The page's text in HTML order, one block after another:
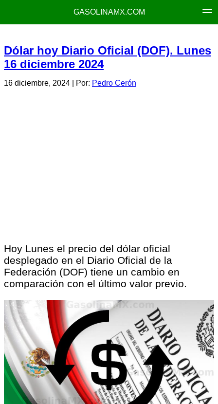
GASOLINAMX.COM
Dólar hoy Diario Oficial (DOF). Lunes
16 diciembre 2024
16 diciembre, 2024 | Por: Pedro Cerón
Hoy Lunes el precio del dólar oficial
desplegado en el Diario Oficial de la
Federación (DOF) tiene un cambio en
comparación con el último valor previo.